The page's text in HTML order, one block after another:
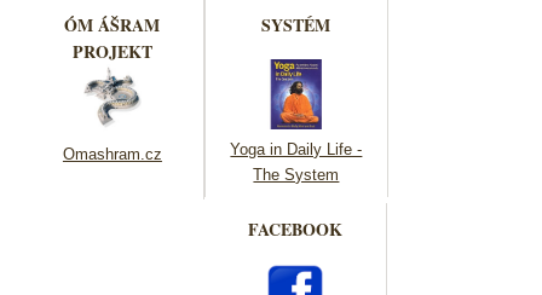
ÓM ÁŠRAM
PROJEKT
Omashram.cz
SYSTÉM
Yoga in Daily Life -
The System
FACEBOOK